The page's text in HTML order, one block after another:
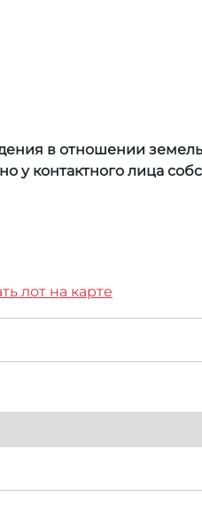
в отношении
у контактного лица
лот на карте